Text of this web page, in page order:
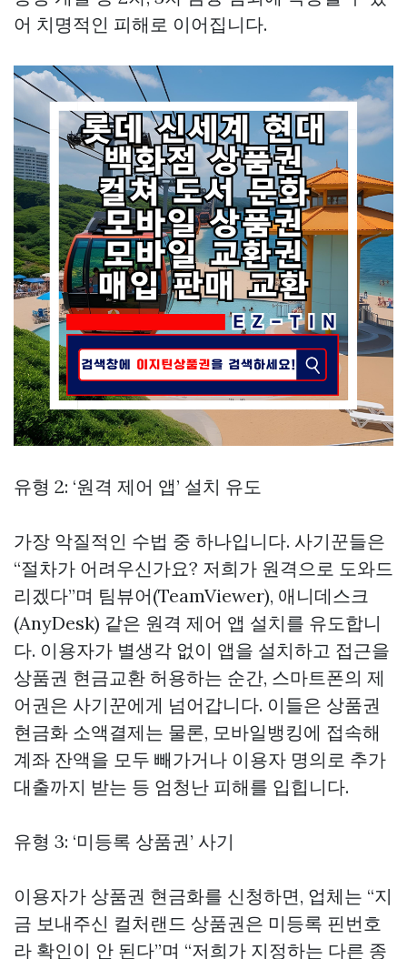
어 치명적인 피해로 이어집니다.
유형 2: ‘원격 제어 앱’ 설치 유도
가장 악질적인 수법 중 하나입니다. 사기꾼들은
“절차가 어려우신가요? 저희가 원격으로 도와드
리겠다”며 팀뷰어(TeamViewer), 애니데스크
(AnyDesk) 같은 원격 제어 앱 설치를 유도합니
다. 이용자가 별생각 없이 앱을 설치하고 접근을
상품권 현금교환 허용하는 순간, 스마트폰의 제
어권은 사기꾼에게 넘어갑니다. 이들은 상품권
현금화 소액결제는 물론, 모바일뱅킹에 접속해
계좌 잔액을 모두 빼가거나 이용자 명의로 추가
대출까지 받는 등 엄청난 피해를 입힙니다.
유형 3: ‘미등록 상품권’ 사기
이용자가 상품권 현금화를 신청하면, 업체는 “지
금 보내주신 컬처랜드 상품권은 미등록 핀번호
라 확인이 안 된다”며 “저희가 지정하는 다른 종